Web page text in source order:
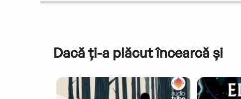
Dacă ți-a plăcut încearcă și